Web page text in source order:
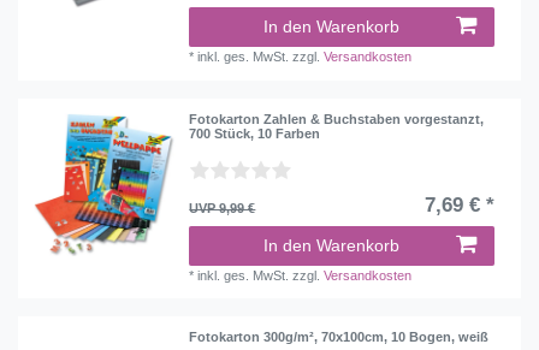
In den Warenkorb
*inkl. ges. MwSt. zzgl.Versandkosten
Fotokarton Zahlen & Buchstaben vorgestanzt,
700 Stück, 10 Farben
UVP 9,99 € 7,69 € *
In den Warenkorb
*inkl. ges. MwSt. zzgl.Versandkosten
Fotokarton 300g/m², 70x100cm, 10 Bogen, weiß